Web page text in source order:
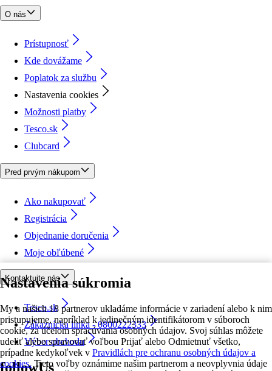
Nastavenia súkromia
My a našich 18 partnerov ukladáme informácie v zariadení alebo k nim
pristupujeme, napríklad k jedinečným identifikátorom v súboroch
cookie, za účelom spracúvania osobných údajov. Svoj súhlas môžete
udeliť alebo spravovať voľbou Prijať alebo Odmietnuť všetko,
prípadne kedykoľvek v Pravidlách pre ochranu osobných údajov a
cookies. Tieto voľby oznámime našim partnerom a neovplyvnia údaje
O nás
Prístupnosť
Kde dovážame
Poplatok za službu
Nastavenia cookies
Možnosti platby
Tesco.sk
Clubcard
Pred prvým nákupom
Ako nakupovať
Registrácia
Objednanie doručenia
Moje obľúbené
Kontaktujte nás
Tesco.sk
Zákaznícka linka - 0800222333
Výber obchodu
followUs